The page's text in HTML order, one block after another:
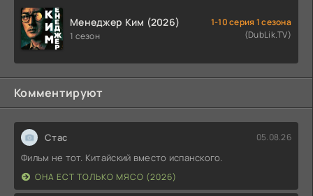
Менеджер Ким (2026)
1 сезон
1-10 серия 1 сезона
(DubLik.TV)
Комментируют
Стас 05.08.26
Фильм не тот. Китайский вместо испанского.
ОНА ЕСТ ТОЛЬКО МЯСО (2026)